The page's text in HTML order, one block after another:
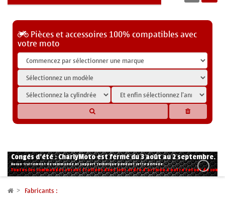
Pièces et accessoires 100% compatibles avec
votre moto
Congés d'été : CharlyMoto est fermé du 3 août au 2 septembre.
Aucun traitement de commande ni support technique pendant cette période.
Toutes les commandes seront traitées dans leur ordre d'arrivée à notre retour de
Fabricants :